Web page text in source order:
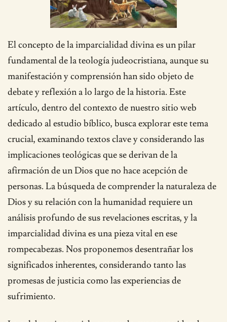
El concepto de la imparcialidad divina es un pilar
fundamental de la teología judeocristiana, aunque su
manifestación y comprensión han sido objeto de
debate y reflexión a lo largo de la historia. Este
artículo, dentro del contexto de nuestro sitio web
dedicado al estudio bíblico, busca explorar este tema
crucial, examinando textos clave y considerando las
implicaciones teológicas que se derivan de la
afirmación de un Dios que no hace acepción de
personas. La búsqueda de comprender la naturaleza de
Dios y su relación con la humanidad requiere un
análisis profundo de sus revelaciones escritas, y la
imparcialidad divina es una pieza vital en ese
rompecabezas. Nos proponemos desentrañar los
significados inherentes, considerando tanto las
promesas de justicia como las experiencias de
sufrimiento.